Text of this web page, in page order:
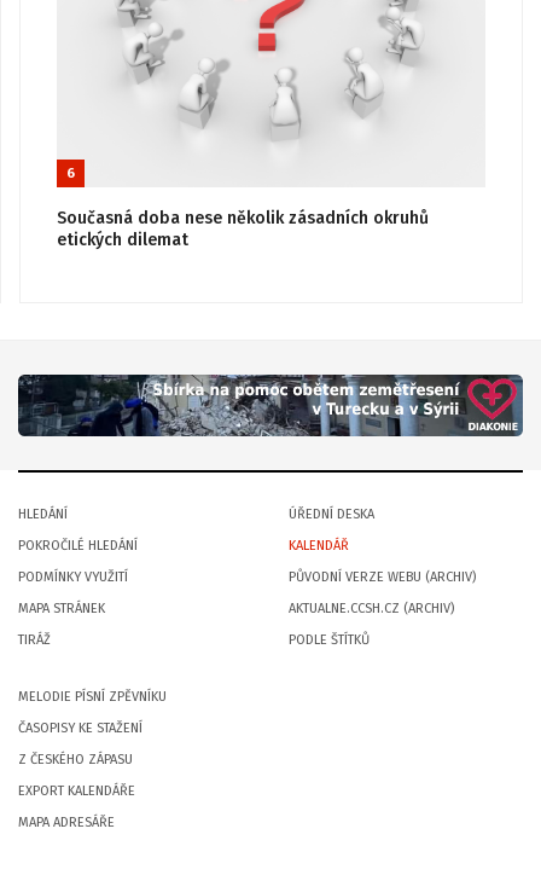
6
Současná doba nese několik zásadních okruhů
etických dilemat
HLEDÁNÍ
POKROČILÉ HLEDÁNÍ
PODMÍNKY VYUŽITÍ
MAPA STRÁNEK
TIRÁŽ
ÚŘEDNÍ DESKA
KALENDÁŘ
PŮVODNÍ VERZE WEBU (ARCHIV)
AKTUALNE.CCSH.CZ (ARCHIV)
PODLE ŠTÍTKŮ
MELODIE PÍSNÍ ZPĚVNÍKU
ČASOPISY KE STAŽENÍ
Z ČESKÉHO ZÁPASU
EXPORT KALENDÁŘE
MAPA ADRESÁŘE